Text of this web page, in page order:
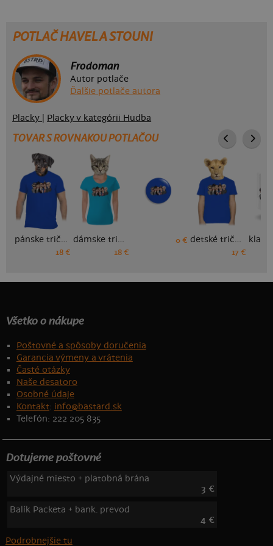
POTLAČ HAVEL A STOUNI
Frodoman
Autor potlače
Ďalšie potlače autora
Placky Placky v kategórii Hudba
TOVAR S ROVNAKOU POTLAČOU
pánske tričko
18 €
dámske tričko
18 €
0 € detské tričko
17 €
Všetko o nákupe
Poštovné a spôsoby doručenia
Garancia výmeny a vrátenia
Časté otázky
Naše desatoro
Osobné údaje
Kontakt: info@bastard.sk
Telefón: 222 205 835
Dotujeme poštovné
Výdajné miesto + platobná brána
3 €
Balík Packeta + bank. prevod
4 €
Podrobnejšie tu